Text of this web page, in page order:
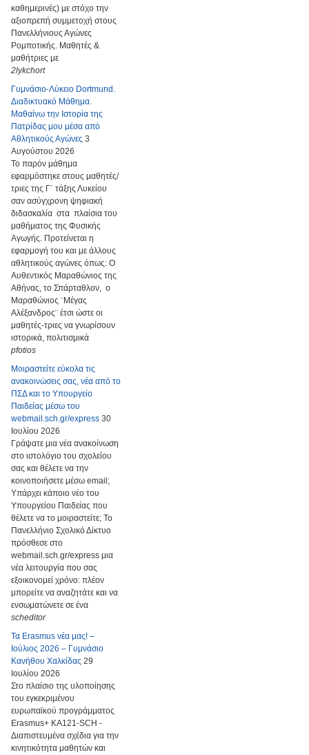
καθημερινές) με στόχο την
αξιοπρεπή συμμετοχή στους
Πανελλήνιους Αγώνες
Ρομποτικής. Μαθητές &
μαθήτριες με
2lykchort
Γυμνάσιο-Λύκειο Dortmund.
Διαδικτυακό Μάθημα.
Μαθαίνω την Ιστορία της
Πατρίδας μου μέσα από
Αθλητικούς Αγώνες 3
Αυγούστου 2026
Το παρόν μάθημα
εφαρμόστηκε στους μαθητές/
τριες της Γ΄ τάξης Λυκείου
σαν ασύγχρονη ψηφιακή
διδασκαλία στα πλαίσια του
μαθήματος της Φυσικής
Αγωγής. Προτείνεται η
εφαρμογή του και με άλλους
αθλητικούς αγώνες όπως: Ο
Αυθεντικός Μαραθώνιος της
Αθήνας, το Σπάρταθλον, ο
Μαραθώνιος ¨Μέγας
Αλέξανδρος¨ έτσι ώστε οι
μαθητές-τριες να γνωρίσουν
ιστορικά, πολιτισμικά
pfotios
Μοιραστείτε εύκολα τις
ανακοινώσεις σας, νέα από το
ΠΣΔ και το Υπουργείο
Παιδείας μέσω του
webmail.sch.gr/express 30
Ιουλίου 2026
Γράψατε μια νέα ανακοίνωση
στο ιστολόγιο του σχολείου
σας και θέλετε να την
κοινοποιήσετε μέσω email;
Υπάρχει κάποιο νέο του
Υπουργείου Παιδείας που
θέλετε να το μοιραστείτε; Το
Πανελλήνιο Σχολικό Δίκτυο
πρόσθεσε στο
webmail.sch.gr/express μια
νέα λειτουργία που σας
εξοικονομεί χρόνο: πλέον
μπορείτε να αναζητάτε και να
ενσωματώνετε σε ένα
scheditor
Τα Erasmus νέα μας! –
Ιούλιος 2026 – Γυμνάσιο
Κανήθου Χαλκίδας 29
Ιουλίου 2026
Στο πλαίσιο της υλοποίησης
του εγκεκριμένου
ευρωπαϊκού προγράμματος
Erasmus+ KA121-SCH -
Διαπιστευμένα σχέδια για την
κινητικότητα μαθητών και